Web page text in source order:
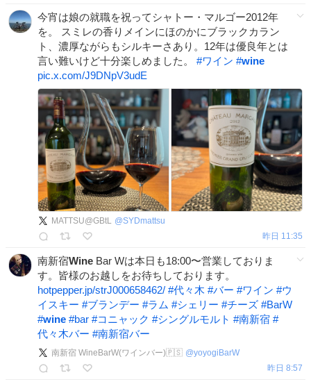
今宵は娘の就職を祝ってシャトー・マルゴー2012年
を。 スミレの香りメインにほのかにブラックカラン
ト、濃厚ながらもシルキーさあり。12年は優良年とは
言い難いけど十分楽しめました。 #ワイン #wine
pic.x.com/J9DNpV3udE
MATTSU@GBtL @SYDmattsu
昨日 11:35
南新宿Wine Bar Wは本日も18:00〜営業しておりま
す。皆様のお越しをお待ちしております。
hotpepper.jp/strJ000658462/ #代々木 #バー #ワイン #ウ
イスキー #ブランデー #ラム #シェリー #チーズ #BarW
#wine #bar #コニャック #シングルモルト #南新宿 #
代々木バー #南新宿バー
南新宿 WineBarW(ワインバー)🇵🇸 @yoyogiBarW
昨日 8:57